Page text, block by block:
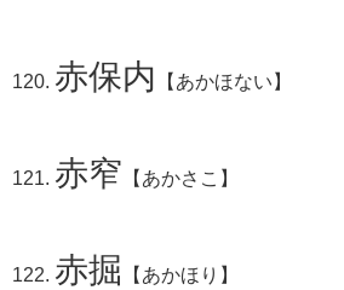
赤保内 【あかほない】
赤窄 【あかさこ】
赤掘 【あかほり】